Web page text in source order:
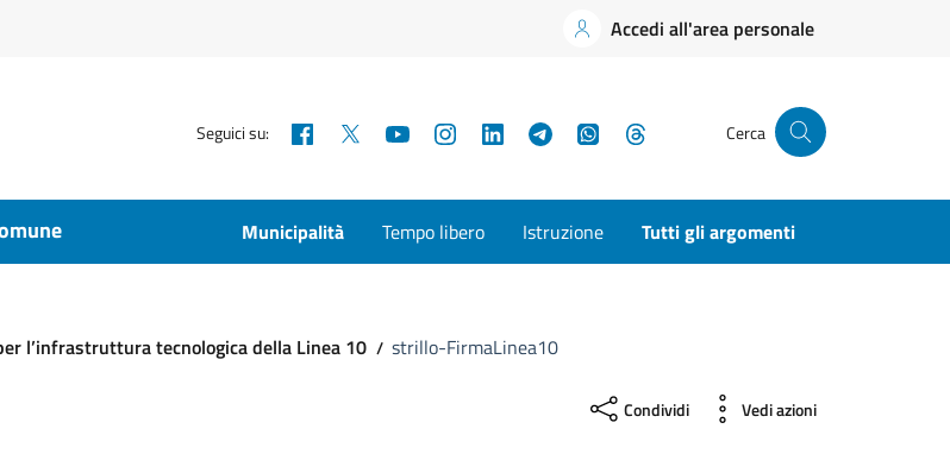
Accedi all'area personale
Seguici su: Facebook YouTubeInstagramLinkedInTelegramWhatsApp Cerca
Municipalità Tempo libero Istruzione Tutti gli argomenti
l’infrastruttura tecnologica della Linea 10 strillo-FirmaLinea10
Condividi Vedi azioni